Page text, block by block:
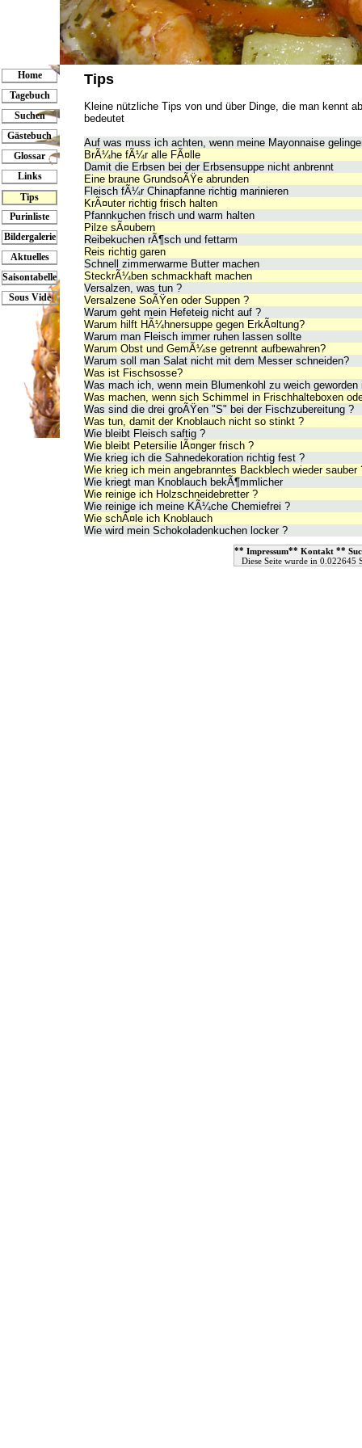
Home
Tagebuch
Suchen
Gästebuch
Glossar
Links
Tips
Purinliste
Bildergalerie
Aktuelles
Saisontabelle
Sous Vide
Tips
Kleine nützliche Tips von und über Dinge, die man kennt
bedeutet
Auf was muss ich achten, wenn meine Mayonnaise
BrÃ¼he fÃ¼r alle FÃ¤lle
Damit die Erbsen bei der Erbsensuppe nicht anbrennt
Eine braune GrundsoÃŸe abrunden
Fleisch fÃ¼r Chinapfanne richtig marinieren
KrÃ¤uter richtig frisch halten
Pfannkuchen frisch und warm halten
Pilze sÃ¤ubern
Reibekuchen rÃ¶sch und fettarm
Reis richtig garen
Schnell zimmerwarme Butter machen
SteckrÃ¼ben schmackhaft machen
Versalzen, was tun ?
Versalzene SoÃŸen oder Suppen ?
Warum geht mein Hefeteig nicht auf ?
Warum hilft HÃ¼hnersuppe gegen ErkÃ¤ltung?
Warum man Fleisch immer ruhen lassen sollte
Warum Obst und GemÃ¼se getrennt aufbewahren?
Warum soll man Salat nicht mit dem Messer schneiden?
Was ist Fischsosse?
Was mach ich, wenn mein Blumenkohl zu weich geworden
Was machen, wenn sich Schimmel in Frischhalteboxen
Was sind die drei groÃŸen "S" bei der Fischzubereitung ?
Was tun, damit der Knoblauch nicht so stinkt ?
Wie bleibt Fleisch saftig ?
Wie bleibt Petersilie lÃ¤nger frisch ?
Wie krieg ich die Sahnedekoration richtig fest ?
Wie krieg ich mein angebranntes Backblech wieder sauber
Wie kriegt man Knoblauch bekÃ¶mmlicher
Wie reinige ich Holzschneidebretter ?
Wie reinige ich meine KÃ¼che Chemiefrei ?
Wie schÃ¤le ich Knoblauch
Wie wird mein Schokoladenkuchen locker ?
** Impressum** Kontakt **
Diese Seite wurde in 0.022645